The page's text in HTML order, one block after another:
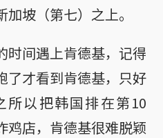
坡（第七）之上。
时间遇上肯德基，记得
了才看到肯德基，只好
所以把韩国排在第10
鸡店，肯德基很难脱颖